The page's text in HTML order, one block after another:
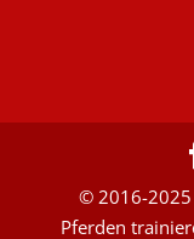
© 2016-2025
Pferden